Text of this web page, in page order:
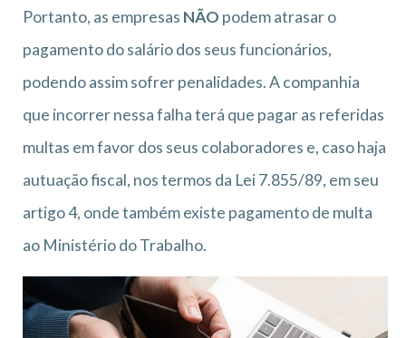
Portanto, as empresas NÃO podem atrasar o
pagamento do salário dos seus funcionários,
podendo assim sofrer penalidades. A companhia
que incorrer nessa falha terá que pagar as referidas
multas em favor dos seus colaboradores e, caso haja
autuação fiscal, nos termos da Lei 7.855/89, em seu
artigo 4, onde também existe pagamento de multa
ao Ministério do Trabalho.